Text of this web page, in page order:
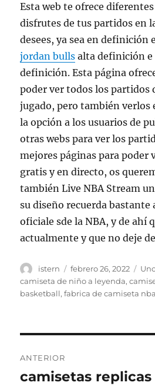
Esta web te ofrece
disfrutes de tus partidos en
desees, ya sea en definición
jordan bulls alta definición
definición. Esta página
poder ver todos los partidos
jugado, pero también verlos
la opción a los usuarios de
otras webs para ver los
mejores páginas para poder
gratis y en directo, os
también Live NBA Stream
su diseño recuerda bastante
oficiale sde la NBA, y de ahí
actualmente y que no deje
Autor
istern
Publicado
el
febrero 26, 2022
camiseta de niño a leyenda,
basketball,fabrica de camiseta nba
de
ANTERIOR
Entrada
camisetas